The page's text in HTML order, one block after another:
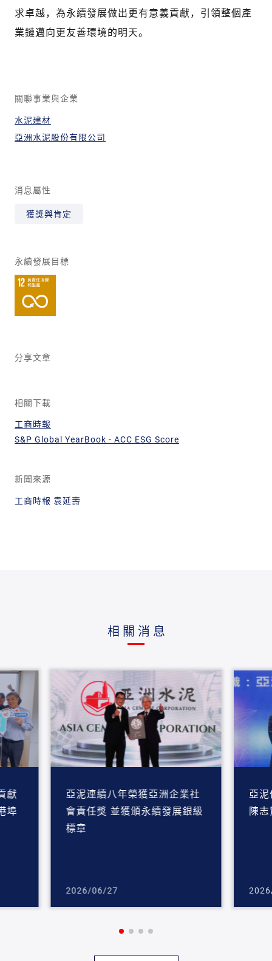
求卓越，為永續發展做出更有意義貢獻，引領整個產
業鏈邁向更友善環境的明天。
關聯事業與企業
水泥建材
亞洲水泥股份有限公司
消息屬性
獲獎與肯定
永續發展目標
分享文章
相關下載
工商時報
S&P Global YearBook - ACC ESG Score
新聞來源
工商時報 袁延壽
相關消息
獻
埠
亞泥連續八年榮獲亞洲企業社
會責任獎 並獲頒永續發展銀級
標章
2026/06/27
亞泥
陳